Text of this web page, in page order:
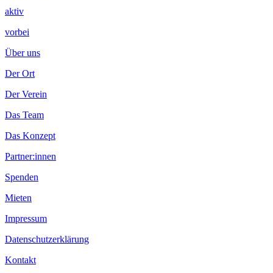
aktiv
vorbei
Über uns
Der Ort
Der Verein
Das Team
Das Konzept
Partner:innen
Spenden
Mieten
Impressum
Datenschutzerklärung
Kontakt